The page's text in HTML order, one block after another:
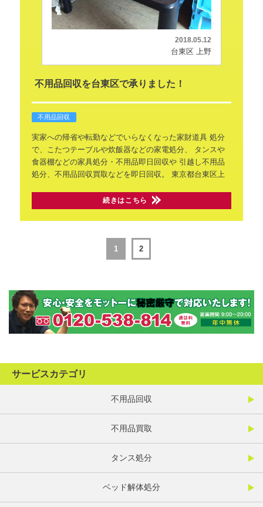
2018.05.12
台東区 上野
不用品回収を台東区で承りました！
不用品回収
実家への帰省や転勤などでいらなくなった家財道具処分
で、こたつテーブルや炊飯器などの家電処分、
タンスや
食器棚などの家具処分・不用品即日回収や引越し不用品
処分、不用品回収買取などを即日回収。
東京都台東区上
続きはこちら
1 2
サービスカテゴリ
不用品回収
不用品買取
タンス処分
ベッド解体処分